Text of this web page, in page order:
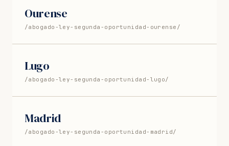
Ourense
/abogado-ley-segunda-oportunidad-ourense/
Lugo
/abogado-ley-segunda-oportunidad-lugo/
Madrid
/abogado-ley-segunda-oportunidad-madrid/